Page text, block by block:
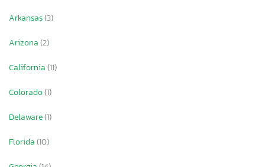
Arkansas(3)
Arizona(2)
California(11)
Colorado(1)
Delaware(1)
Florida(10)